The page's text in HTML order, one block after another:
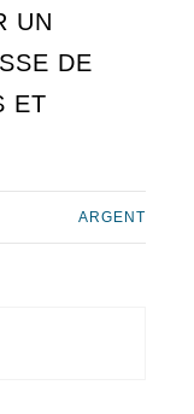
UN
DE
ET
ARGENT